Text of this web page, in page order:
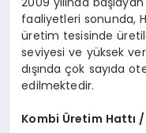
faaliyetleri sonunda,
üretim tesisinde
seviyesi ve yüksek
dışında çok sayıda
edilmektedir.
Kombi Üretim Hattı